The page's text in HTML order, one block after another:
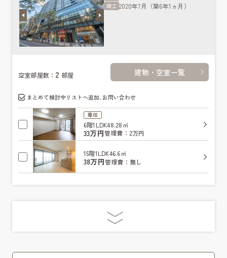
竣工 2020年7月（築6年1ヵ月）
空室部屋数： 2 部屋 建物・空室一覧
まとめて検討中リストへ追加､お問い合わせ
専任
6階1LDK48.28㎡
33万円管理費：2万円
15階1LDK46.6㎡
38万円管理費：無し